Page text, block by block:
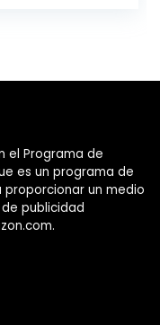
el Programa de
es un programa de
un medio
publicidad